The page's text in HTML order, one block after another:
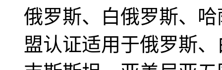
俄罗斯、白俄罗斯、
盟认证适用于俄罗斯